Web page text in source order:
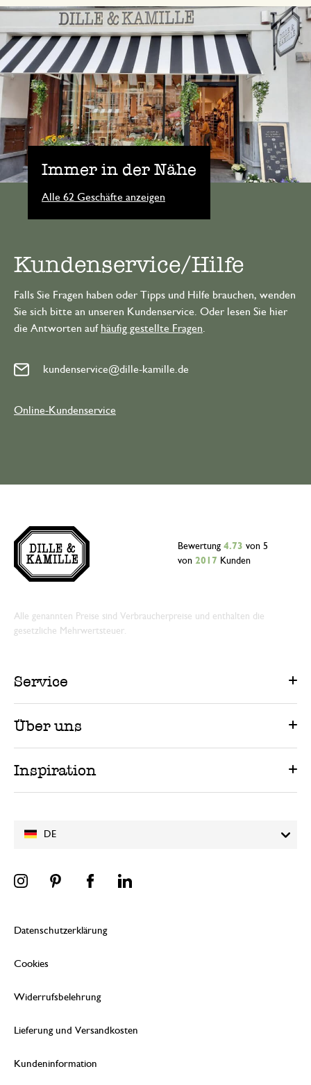
Immer in der Nähe
Alle 62 Geschäfte anzeigen
Kundenservice/Hilfe
Falls Sie Fragen haben oder Tipps und Hilfe brauchen, wenden
Sie sich bitte an unseren Kundenservice. Oder lesen Sie hier
die Antworten auf häufig gestellte Fragen
kundenservice@dille-kamille.de
Online-Kundenservice
DE
Bewertung 4.73 von 5
von 2017 Kunden
Alle genannten Preise sind Verbraucherpreise und enthalten die
gesetzliche Mehrwertsteuer.
Service
Über uns
Inspiration
Datenschutzerklärung
Cookies
Widerrufsbelehrung
Lieferung und Versandkosten
Kundeninformation